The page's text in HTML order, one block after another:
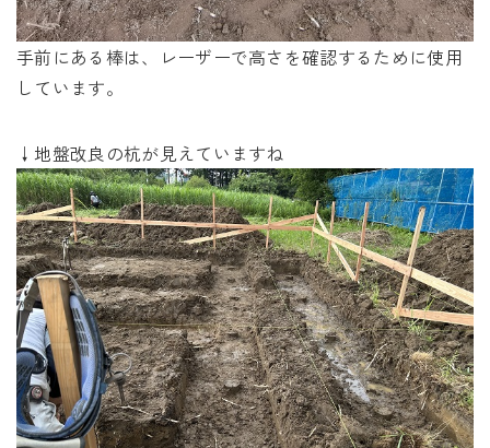
手前にある棒は、レーザーで高さを確認するために使用
しています。
↓地盤改良の杭が見えていますね